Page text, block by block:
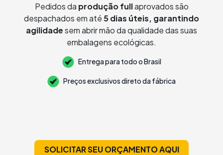
Pedidos da produção fullaprovados são
despachados em até 5 dias úteis, garantindo
agilidadesem abrir mão da qualidade das suas
embalagens ecológicas.
Entrega para todo o Brasil
Preços exclusivos direto da fábrica
SOLICITAR SEU ORÇAMENTO AQUI